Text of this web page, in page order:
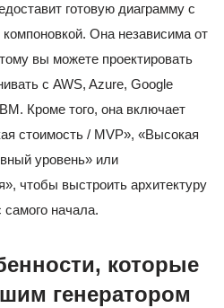
готовую диаграмму с
Она независима от
вы можете проектировать
с AWS, Azure, Google
Кроме того, она включает
стоимость / MVP», «Высокая
уровень» или
чтобы выстроить архитектуру
самого начала.
которые
генератором